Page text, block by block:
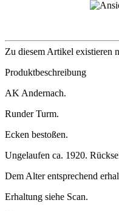
Zu diesem Artikel existieren
Produktbeschreibung
AK Andernach.
Runder Turm.
Ecken bestoßen.
Ungelaufen ca. 1920.
Dem Alter entsprechend
Erhaltung siehe Scan.